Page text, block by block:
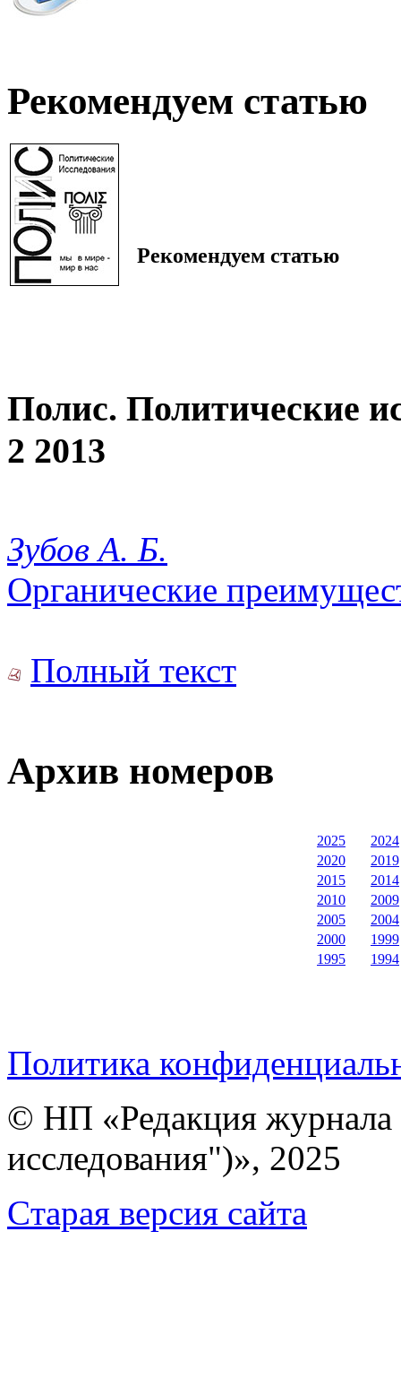
Рекомендуем статью
Рекомендуем статью
Полис. Политические
2 2013
Зубов А. Б.
Органические
Полный текст
Архив номеров
2025
2024
2020
2019
2015
2014
2010
2009
2005
2004
2000
1999
1995
1994
Политика
© НП «Редакция
исследования")», 2025
Cтарая версия сайта